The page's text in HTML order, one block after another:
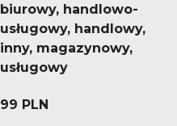
biurowy, handlowo-
usługowy, handlowy,
inny, magazynowy,
usługowy
99 PLN